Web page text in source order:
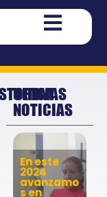
ULTIMAS
NOTICIAS
En este
2024
avanzamo
s en